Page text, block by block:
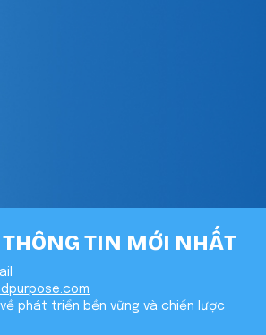
TIN MỚI NHẤT
phát triển bền vững và chiến lược